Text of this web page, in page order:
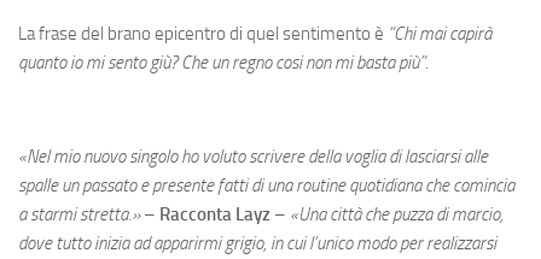
La frase del brano epicentro di quel sentimento è “Chi mai capirà
quanto io mi sento giù? Che un regno cosi non mi basta più”.
«Nel mio nuovo singolo ho voluto scrivere della voglia di lasciarsi alle
spalle un passato e presente fatti di una routine quotidiana che comincia
a starmi stretta.»– Racconta Layz – «Una città che puzza di marcio,
dove tutto inizia ad apparirmi grigio, in cui l’unico modo per realizzarsi